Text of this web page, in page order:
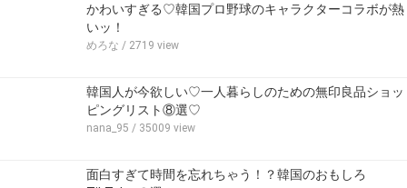
かわいすぎる♡韓国プロ野球のキャラクターコラボが熱
いッ！
めろな / 2719 view
韓国人が今欲しい♡一人暮らしのための無印良品ショッ
ピングリスト⑧選♡
nana_95 / 35009 view
面白すぎて時間を忘れちゃう！？韓国のおもしろ